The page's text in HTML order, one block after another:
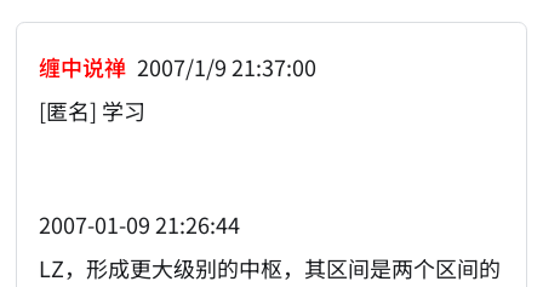
缠中说禅 2007/1/9 21:37:00
[匿名] 学习
2007-01-09 21:26:44
LZ，形成更大级别的中枢，其区间是两个区间的